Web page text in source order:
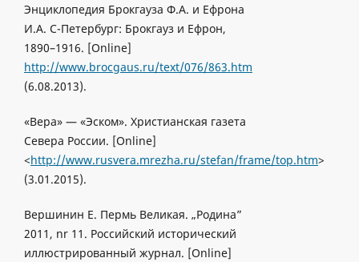
Энциклопедия Брокгауза Ф.А. и Ефрона
И.А. С-Петербург: Брокгауз и Ефрон,
1890–1916. [Online]
http://www.brocgaus.ru/text/076/863.htm
(6.08.2013).
«Вера» — «Эском». Христианская газета
Севера России. [Online]
<http://www.rusvera.mrezha.ru/stefan/frame/top.htm>
(3.01.2015).
Вершинин Е. Пермь Великая. „Родина”
2011, nr 11. Российский исторический
иллюстрированный журнал. [Online]